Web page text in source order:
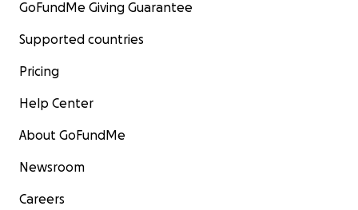
GoFundMe Giving Guarantee
Supported countries
Pricing
Help Center
About GoFundMe
Newsroom
Careers